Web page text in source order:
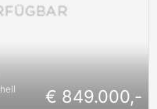
hell
€ 849.000,-